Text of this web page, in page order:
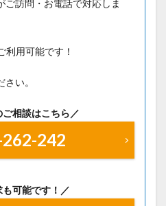
訪問・お電話で対応しま
利用可能です！
い。
相談はこちら／
242
も可能です！／